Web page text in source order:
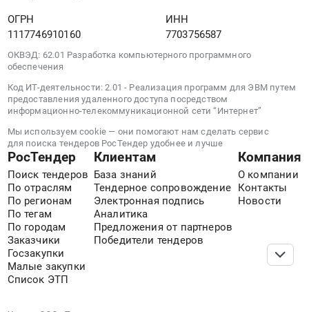
ОГРН
1117746910160
ИНН
7703756587
ОКВЭД: 62.01 Разработка компьютерного программного
обеспечения
Код ИТ-деятельности: 2.01 - Реализация программ для ЭВМ путем
предоставления удаленного доступа посредством
информационно-телекоммуникационной сети “Интернет”
Мы используем cookie — они помогают нам сделать сервис
для поиска тендеров РосТендер удобнее и лучше
РосТендер
Поиск тендеров
По отраслям
По регионам
По тегам
По городам
Заказчики
Госзакупки
Малые закупки
Список ЭТП
Клиентам
База знаний
Тендерное сопровождение
Электронная подпись
Аналитика
Предложения от партнеров
Победители тендеров
Компания
О компании
Контакты
Новости